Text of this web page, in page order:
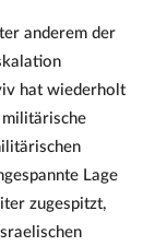
anderem der
hat wiederholt
militärische
Lage
zugespitzt,